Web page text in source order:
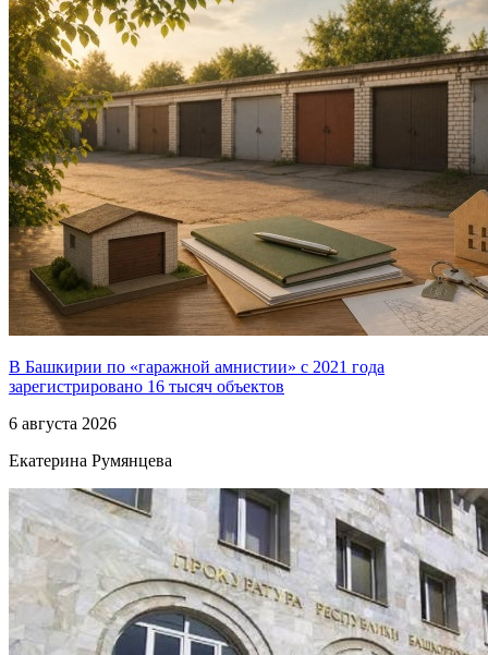
В Башкирии по «гаражной амнистии» с 2021 года
зарегистрировано 16 тысяч объектов
6 августа 2026
Екатерина Румянцева